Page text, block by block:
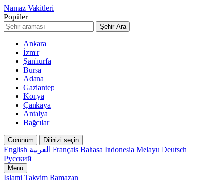
Namaz Vakitleri
Popüler
Şehir Ara
Ankara
İzmir
Şanlıurfa
Bursa
Adana
Gaziantep
Konya
Çankaya
Antalya
Bağcılar
Görünüm Dilinizi seçin
English العربية Français Bahasa Indonesia Melayu Deutsch
Русский
Menü
Islami Takvim Ramazan